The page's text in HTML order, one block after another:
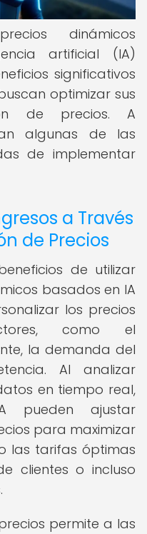
dinámicos
artificial (IA)
significativos
optimizar sus
de precios. A
algunas de las
de implementar
a Través
de Precios
de utilizar
basados en IA
los precios
como el
la demanda del
Al analizar
en tiempo real,
pueden ajustar
para maximizar
las tarifas óptimas
clientes o incluso
permite a las